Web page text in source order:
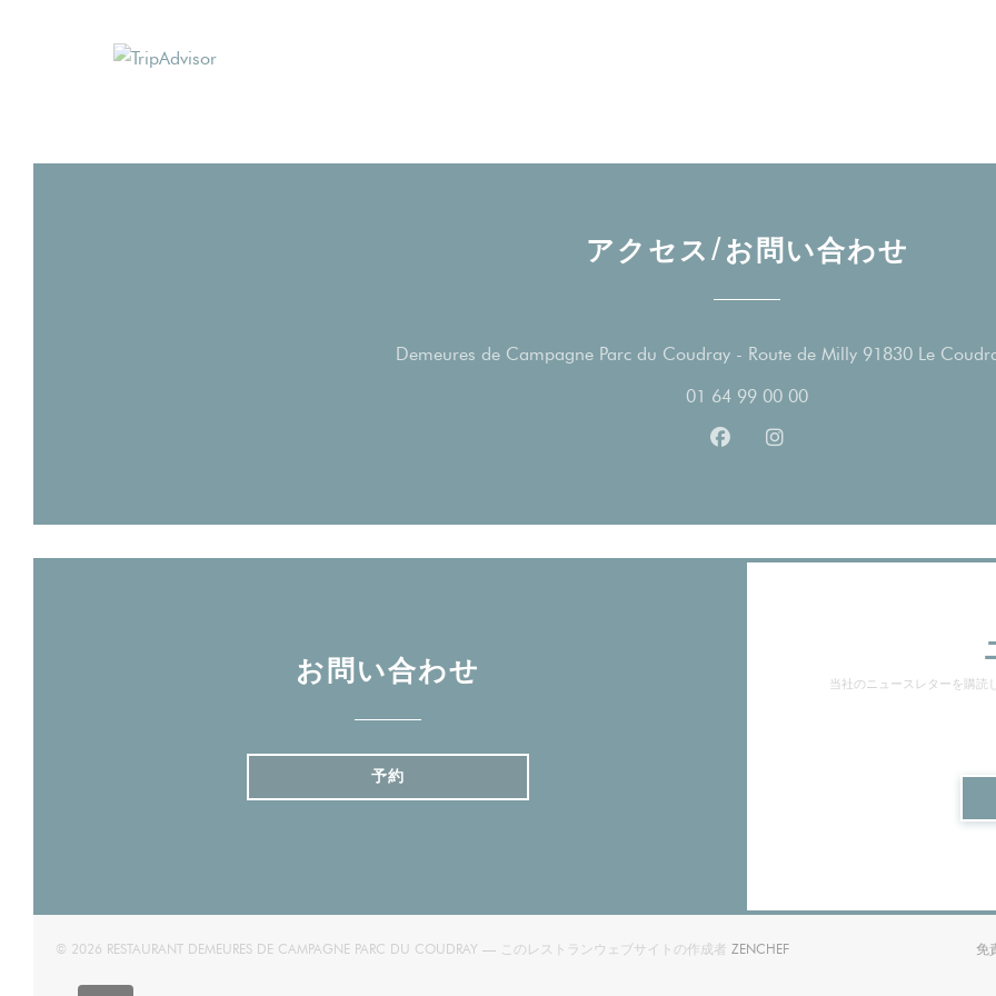
アクセス/お問い合わせ
Demeures de Campagne Parc du Coudray - Route de Milly 91830 Le
01 64 99 00 00
Facebook ((新しいウィンドウで
Instagram ((新しいウィ
お問い合わせ
予約
当社のニュースレターを購読
© 2026 RESTAURANT DEMEURES DE CAMPAGNE PARC DU COUDRAY — このレストランウェブサイトの作成者 ZENCHEF((新しいウィンドウで開きます)) 免